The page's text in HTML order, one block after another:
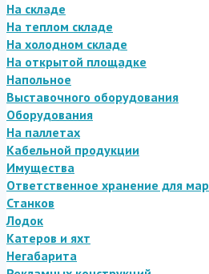
На складе
На теплом складе
На холодном складе
На открытой площадке
Напольное
Выставочного оборудования
Оборудования
На паллетах
Кабельной продукции
Имущества
Ответственное хранение для
Станков
Лодок
Катеров и яхт
Негабарита